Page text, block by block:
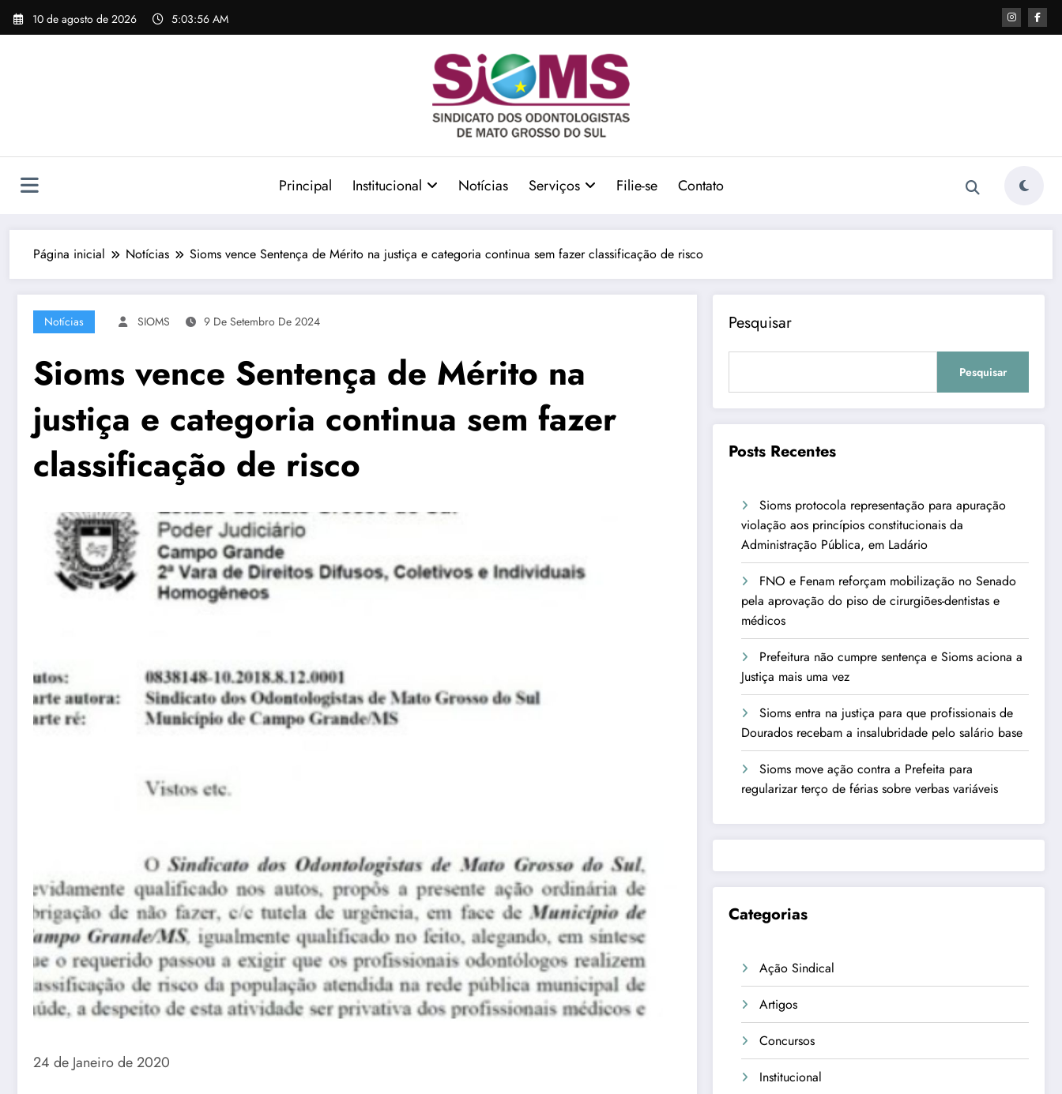
Pular
para
10 de agosto de 2026 5:03:57 AM
Principal Institucional Notícias Serviços Filie-se Contato
Página inicial Notícias Sioms vence Sentença de Mérito na justiça e categoria continua sem fazer classificação de risco
Notícias SIOMS 9 De Setembro De 2024
Sioms vence Sentença de Mérito na
justiça e categoria continua sem fazer
classificação de risco
24 de Janeiro de 2020
Pesquisar
Pesquisar
Posts Recentes
Sioms protocola representação para apuração
violação aos princípios constitucionais da
Administração Pública, em Ladário
FNO e Fenam reforçam mobilização no Senado
pela aprovação do piso de cirurgiões-dentistas e
médicos
Prefeitura não cumpre sentença e Sioms aciona a
Justiça mais uma vez
Sioms entra na justiça para que profissionais de
Dourados recebam a insalubridade pelo salário base
Sioms move ação contra a Prefeita para
regularizar terço de férias sobre verbas variáveis
Categorias
Ação Sindical
Artigos
Concursos
Institucional